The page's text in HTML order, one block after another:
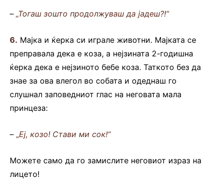
– „Тогаш зошто продолжуваш да јадеш?!“
6. Мајка и ќерка си играле животни. Мајката се
преправала дека е коза, а нејзината 2-годишна
ќерка дека е нејзиното бебе коза. Таткото без да
знае за ова влегол во собата и одеднаш го
слушнал заповедниот глас на неговата мала
принцеза:
– „Еј, козо! Стави ми сок!“
Можете само да го замислите неговиот израз на
лицето!